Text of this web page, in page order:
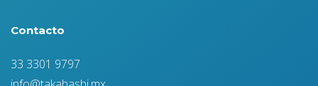
Contacto
33 3301 9797